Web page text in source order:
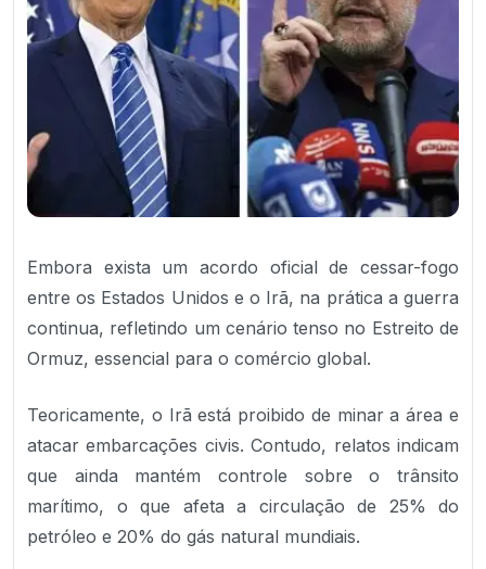
Embora exista um acordo oficial de cessar-fogo
entre os Estados Unidos e o Irã, na prática a guerra
continua, refletindo um cenário tenso no Estreito de
Ormuz, essencial para o comércio global.
Teoricamente, o Irã está proibido de minar a área e
atacar embarcações civis. Contudo, relatos indicam
que ainda mantém controle sobre o trânsito
marítimo, o que afeta a circulação de 25% do
petróleo e 20% do gás natural mundiais.